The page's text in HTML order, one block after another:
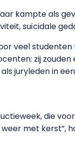
kampte als
suïcidale
veel
zij
juryleden in
die
met kerst”,